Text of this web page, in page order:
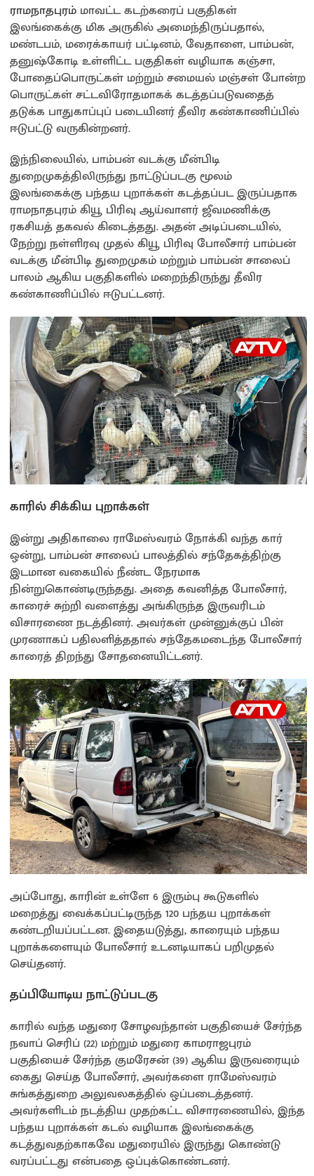
ராமநாதபுரம் மாவட்ட கடற்கரைப் பகுதிகள்
இலங்கைக்கு மிக அருகில் அமைந்திருப்பதால்,
மண்டபம், மரைக்காயர் பட்டினம், வேதாளை, பாம்பன்,
தனுஷ்கோடி உள்ளிட்ட பகுதிகள் வழியாக கஞ்சா,
போதைப்பொருட்கள் மற்றும் சமையல் மஞ்சள் போன்ற
பொருட்கள் சட்டவிரோதமாகக் கடத்தப்படுவதைத்
தடுக்க பாதுகாப்புப் படையினர் தீவிர கண்காணிப்பில்
ஈடுபட்டு வருகின்றனர்.
இந்நிலையில், பாம்பன் வடக்கு மீன்பிடி
துறைமுகத்திலிருந்து நாட்டுப்படகு மூலம்
இலங்கைக்கு பந்தய புறாக்கள் கடத்தப்பட இருப்பதாக
ராமநாதபுரம் கியூ பிரிவு ஆய்வாளர் ஜீவமணிக்கு
ரகசியத் தகவல் கிடைத்தது. அதன் அடிப்படையில்,
நேற்று நள்ளிரவு முதல் கியூ பிரிவு போலீசார் பாம்பன்
வடக்கு மீன்பிடி துறைமுகம் மற்றும் பாம்பன் சாலைப்
பாலம் ஆகிய பகுதிகளில் மறைந்திருந்து தீவிர
கண்காணிப்பில் ஈடுபட்டனர்.
காரில் சிக்கிய புறாக்கள்
இன்று அதிகாலை ராமேஸ்வரம் நோக்கி வந்த கார்
ஒன்று, பாம்பன் சாலைப் பாலத்தில் சந்தேகத்திற்கு
இடமான வகையில் நீண்ட நேரமாக
நின்றுகொண்டிருந்தது. அதை கவனித்த போலீசார்,
காரைச் சுற்றி வளைத்து அங்கிருந்த இருவரிடம்
விசாரணை நடத்தினர். அவர்கள் முன்னுக்குப் பின்
முரணாகப் பதிலளித்ததால் சந்தேகமடைந்த போலீசார்
காரைத் திறந்து சோதனையிட்டனர்.
அப்போது, காரின் உள்ளே 6 இரும்பு கூடுகளில்
மறைத்து வைக்கப்பட்டிருந்த 120 பந்தய புறாக்கள்
கண்டறியப்பட்டன. இதையடுத்து, காரையும் பந்தய
புறாக்களையும் போலீசார் உடனடியாகப் பறிமுதல்
செய்தனர்.
தப்பியோடிய நாட்டுப்படகு
காரில் வந்த மதுரை சோழவந்தான் பகுதியைச் சேர்ந்த
நவாப் செரிப் (22) மற்றும் மதுரை காமராஜபுரம்
பகுதியைச் சேர்ந்த குமரேசன் (39) ஆகிய இருவரையும்
கைது செய்த போலீசார், அவர்களை ராமேஸ்வரம்
சுங்கத்துறை அலுவலகத்தில் ஒப்படைத்தனர்.
அவர்களிடம் நடத்திய முதற்கட்ட விசாரணையில், இந்த
பந்தய புறாக்கள் கடல் வழியாக இலங்கைக்கு
கடத்துவதற்காகவே மதுரையில் இருந்து கொண்டு
வரப்பட்டது என்பதை ஒப்புக்கொண்டனர்.